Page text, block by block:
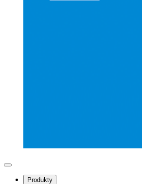
Produkty